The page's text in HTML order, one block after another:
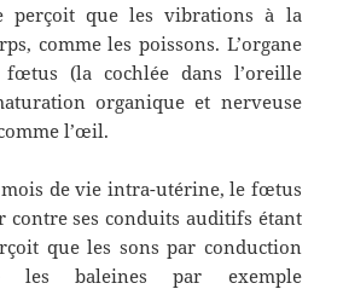
perçoit que les vibrations à la
comme les poissons. L’organe
(la cochlée dans l’oreille
organique et nerveuse
l’œil.
de vie intra-utérine, le fœtus
contre ses conduits auditifs étant
que les sons par conduction
les baleines par exemple